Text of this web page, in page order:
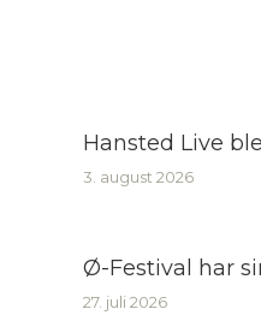
Hansted Live
3. august 2026
Ø-Festival har
27. juli 2026